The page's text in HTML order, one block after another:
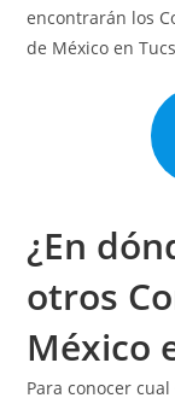
encontrarán los
de México en
¿En
otros
México
Para conocer